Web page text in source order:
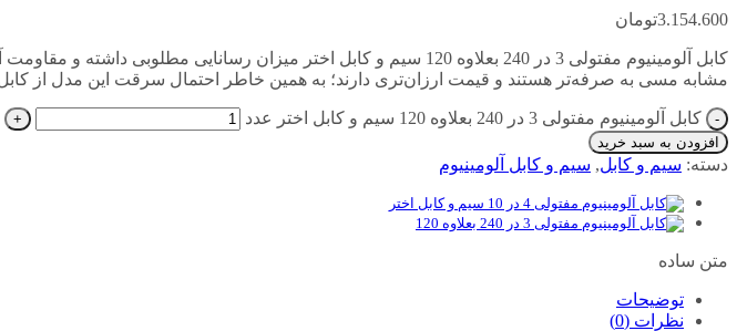
3.154.600تومان
کابل آلومینیوم مفتولی 3 در 240 بعلاوه 120 سیم و کابل اختر میزان
مشابه مسی به صرفه‌تر هستند و قیمت ارزان‌تری دارند؛ به همین خاطر احتمال سرقت این مدل از
کابل آلومینیوم مفتولی 3 در 240 بعلاوه 120 سیم و کابل اختر عدد
افزودن به سبد خرید
دسته: سیم و کابل, سیم و کابل آلومینیوم
متن ساده
توضیحات
نظرات (0)